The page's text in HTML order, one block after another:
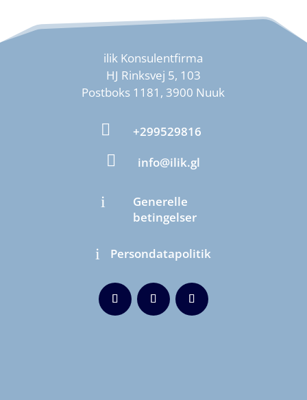
ilik Konsulentfirma
HJ Rinksvej 5, 103
Postboks 1181, 3900 Nuuk
 +299529816
 info@ilik.gl
i
Generelle
betingelser
i Persondatapolitik